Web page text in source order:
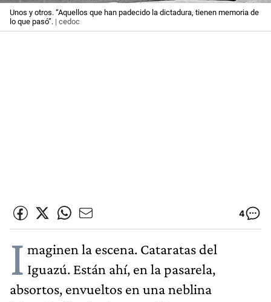
Unos y otros. “Aquellos que han padecido la dictadura, tienen memoria de
lo que pasó”. | cedoc
4
I maginen la escena. Cataratas del
Iguazú. Están ahí, en la pasarela,
absortos, envueltos en una neblina